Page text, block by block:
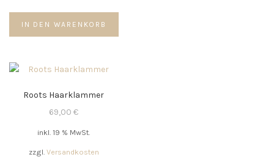
IN DEN WARENKORB
Roots Haarklammer
69,00€
inkl. 19 % MwSt.
zzgl. Versandkosten